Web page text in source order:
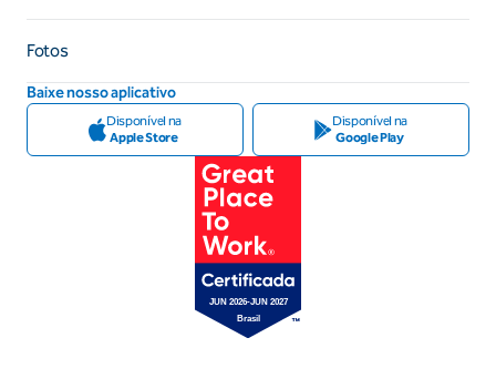
Fotos
Baixe nosso aplicativo
Disponível na
Apple Store
Disponível na
Google Play